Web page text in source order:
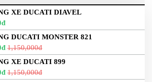
XE DUCATI DIAVEL
DUCATI MONSTER 821
1,150,000đ
XE DUCATI 899
1,150,000đ